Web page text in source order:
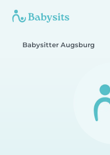
Babysitter Augsburg